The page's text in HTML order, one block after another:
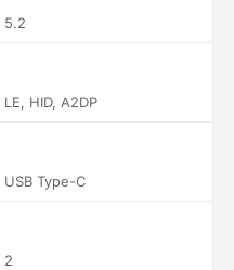
5.2
LE, HID, A2DP
USB Type-C
2